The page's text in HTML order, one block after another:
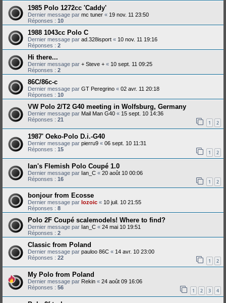
1985 Polo 1272cc 'Caddy'
Dernier message par mc tuner « 19 nov. 11 23:50
Réponses : 10
1988 1043cc Polo C
Dernier message par ad.328isport « 10 nov. 11 19:16
Réponses : 2
Hi there...
Dernier message par + Steve + « 10 sept. 11 09:25
Réponses : 2
86C/86c-c
Dernier message par GT Peregrino « 02 avr. 11 20:18
Réponses : 10
VW Polo 2/T2 G40 meeting in Wolfsburg, Germany
Dernier message par Mail Man G40 « 15 sept. 10 14:36
Réponses : 21 1 2
1987' Oeko-Polo D.i.-G40
Dernier message par pierru9 « 06 sept. 10 11:31
Réponses : 15 1 2
Ian's Flemish Polo Coupé 1.0
Dernier message par Ian_C « 20 août 10 00:06
Réponses : 16 1 2
bonjour from Ecosse
Dernier message par lozoic « 10 juil. 10 21:55
Réponses : 8
Polo 2F Coupé scalemodels! Where to find?
Dernier message par Ian_C « 24 mai 10 19:51
Réponses : 2
Classic from Poland
Dernier message par pauloo 86C « 14 avr. 10 23:00
Réponses : 22 1 2
My Polo from Poland
Dernier message par Rekin « 24 août 09 16:06
Réponses : 56 1 2 3 4